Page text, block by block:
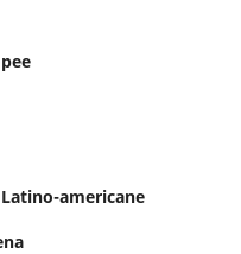
americane